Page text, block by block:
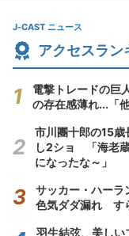
J-CAST ニュース
アクセスラン
電撃トレードの巨
の存在感薄れ...「
市川團十郎の15歳
し2ショ 「海老
になったな～」
サッカー・ハーラ
色気ダダ漏れ す
羽生結弦、美しい